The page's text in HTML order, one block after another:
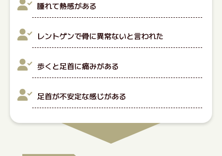
腫れて熱感がある
レントゲンで骨に異常ないと言われた
歩くと足首に痛みがある
足首が不安定な感じがある